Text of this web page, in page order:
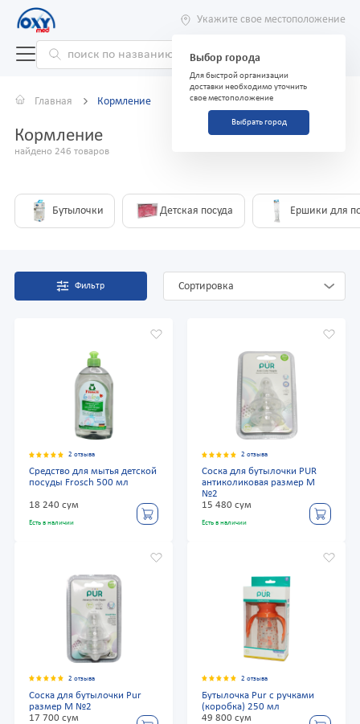
Укажите свое местоположение
Выбор города
Для быстрой организации
доставки необходимо уточнить
свое местоположение
Выбрать город
Главная Кормление
Кормление
найдено 246 товаров
Бутылочки Детская посуда Ершики для
Фильтр Сортировка
2 отзыва
Средство для мытья детской
посуды Frosch 500 мл
18 240 сум
Есть в наличии
2 отзыва
Соска для бутылочки PUR
антиколиковая размер М
№2
15 480 сум
Есть в наличии
2 отзыва
Соска для бутылочки Pur
размер М №2
17 700 сум
2 отзыва
Бутылочка Pur с ручками
(коробка) 250 мл
49 800 сум